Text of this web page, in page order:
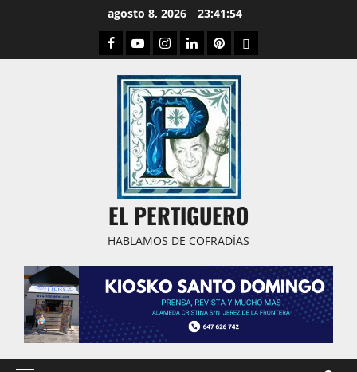
agosto 8, 2026 23:41:55
Facebook
YoutubeInstagram
LinkedPinterestDribbble
EL PERTIGUERO
HABLAMOS DE COFRADÍAS